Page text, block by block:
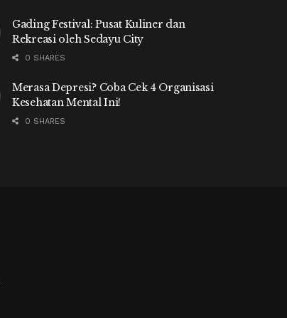
Gading Festival: Pusat Kuliner dan
Rekreasi oleh Sedayu City
0 SHARES
Merasa Depresi? Coba Cek 4 Organisasi
Kesehatan Mental Ini!
0 SHARES